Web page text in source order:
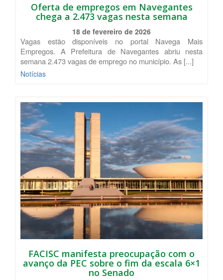
Oferta de empregos em Navegantes
chega a 2.473 vagas nesta semana
18 de fevereiro de 2026
Vagas estão disponíveis no portal Navega Mais
Empregos. A Prefeitura de Navegantes abriu nesta
semana 2.473 vagas de emprego no município. As [...]
Notícias
FACISC manifesta preocupação com o
avanço da PEC sobre o fim da escala 6×1
no Senado